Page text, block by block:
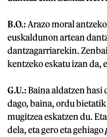
B.O.: Arazo moral
euskaldunon artean
dantzagarriarekin.
kentzeko eskatu izan da,
G.U.:Baina aldatzen hasi
dago, baina, ordu
mugitzea eskatzen du.
dela, eta gero eta gehiago